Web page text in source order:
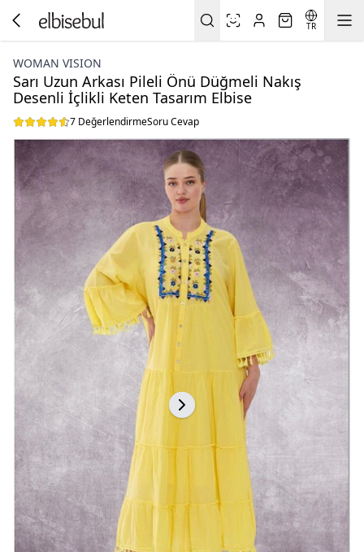
TR
WOMAN VISION
Sarı Uzun Arkası Pileli Önü Düğmeli Nakış
Desenli İçlikli Keten Tasarım Elbise
7 DeğerlendirmeSoru Cevap